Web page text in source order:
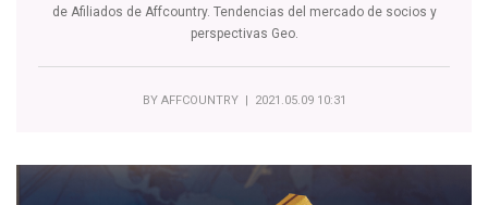
de Afiliados de Affcountry. Tendencias del mercado de socios y
perspectivas Geo.
BY AFFCOUNTRY| 2021.05.09 10:31